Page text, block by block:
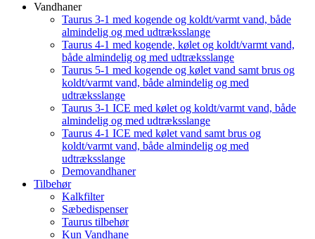
Vandhaner
Taurus 3-1 med kogende og koldt/varmt vand, både
almindelig og med udtræksslange
Taurus 4-1 med kogende, kølet og koldt/varmt vand,
både almindelig og med udtræksslange
Taurus 5-1 med kogende og kølet vand samt brus og
koldt/varmt vand, både almindelig og med
udtræksslange
Taurus 3-1 ICE med kølet og koldt/varmt vand, både
almindelig og med udtræksslange
Taurus 4-1 ICE med kølet vand samt brus og
koldt/varmt vand, både almindelig og med
udtræksslange
Demovandhaner
Tilbehør
Kalkfilter
Sæbedispenser
Taurus tilbehør
Kun Vandhane